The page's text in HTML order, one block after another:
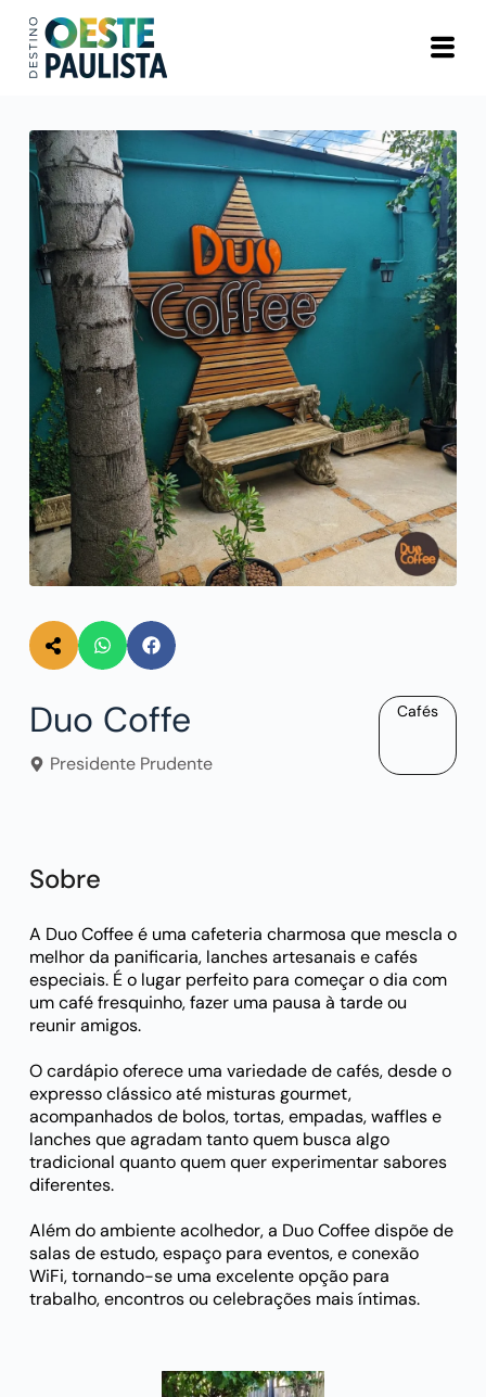
Duo Coffe
Presidente Prudente
Cafés
Sobre
A Duo Coffee é uma cafeteria charmosa que mescla o
melhor da panificaria, lanches artesanais e cafés
especiais. É o lugar perfeito para começar o dia com
um café fresquinho, fazer uma pausa à tarde ou
reunir amigos.
O cardápio oferece uma variedade de cafés, desde o
expresso clássico até misturas gourmet,
acompanhados de bolos, tortas, empadas, waffles e
lanches que agradam tanto quem busca algo
tradicional quanto quem quer experimentar sabores
diferentes.
Além do ambiente acolhedor, a Duo Coffee dispõe de
salas de estudo, espaço para eventos, e conexão
WiFi, tornando-se uma excelente opção para
trabalho, encontros ou celebrações mais íntimas.